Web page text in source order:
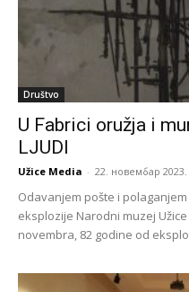
Društvo
U Fabrici oružja i
LJUDI
Užice Media - 22. новембар 2023.
Odavanjem pošte i
eksplozije Narodni muzej
novembra, 82 godine od